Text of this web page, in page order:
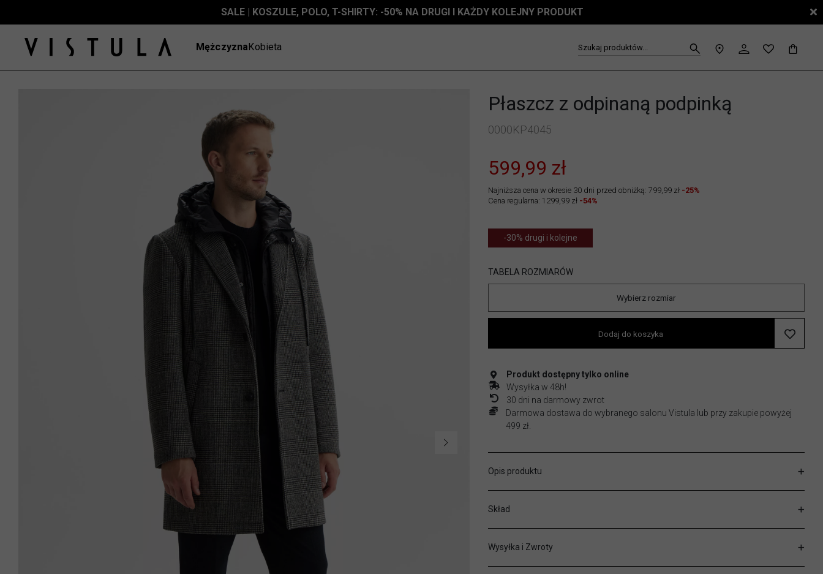
SALE | KOSZULE, POLO, T-SHIRTY: -50% NA DRUGI I KAŻDY KOLEJNY PRODUKT
MężczyznaKobieta Szukaj produktów...
Płaszcz z odpinaną podpinką
0000KP4045
599,99 zł
Najniższa cena w okresie 30 dni przed obniżką: 799,99 zł -25%
Cena regularna: 1299,99 zł -54%
-30% drugi i kolejne
TABELA ROZMIARÓW
Wybierz rozmiar
Dodaj do koszyka
Produkt dostępny tylko online
Wysyłka w 48h!
30 dni na darmowy zwrot
Darmowa dostawa do wybranego salonu Vistula lub przy zakupie powyżej
499 zł.
Opis produktu
Skład
Wysyłka i Zwroty